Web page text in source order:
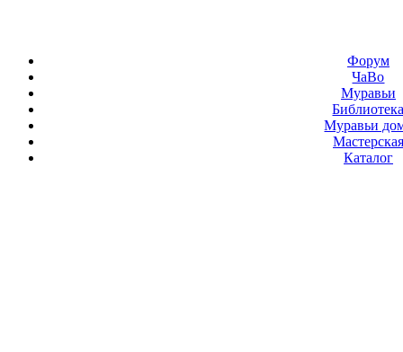
Форум
ЧаВо
Муравьи
Муравьи
Мастерская
Каталог